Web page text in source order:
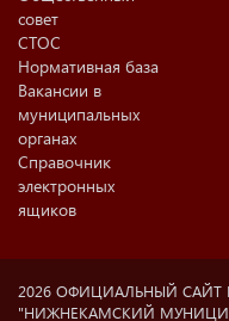
совет
СТОС
Нормативная база
Вакансии в
муниципальных
органах
Справочник
электронных
ящиков
2026 ОФИЦИАЛЬНЫЙ
"НИЖНЕКАМСКИЙ